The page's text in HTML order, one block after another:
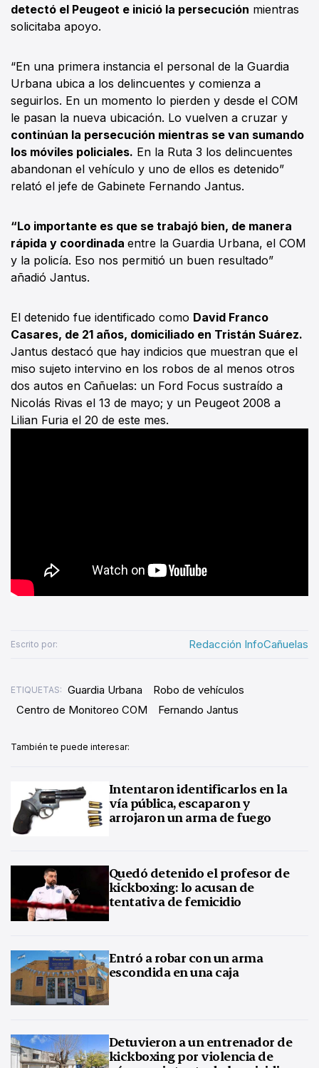
detectó el Peugeot e inició la persecución mientras
solicitaba apoyo.
“En una primera instancia el personal de la Guardia
Urbana ubica a los delincuentes y comienza a
seguirlos. En un momento lo pierden y desde el COM
le pasan la nueva ubicación. Lo vuelven a cruzar y
continúan la persecución mientras se van sumando
los móviles policiales. En la Ruta 3 los delincuentes
abandonan el vehículo y uno de ellos es detenido”
relató el jefe de Gabinete Fernando Jantus.
“Lo importante es que se trabajó bien, de manera
rápida y coordinada entre la Guardia Urbana, el COM
y la policía. Eso nos permitió un buen resultado”
añadió Jantus.
El detenido fue identificado como David Franco
Casares, de 21 años, domiciliado en Tristán Suárez.
Jantus destacó que hay indicios que muestran que el
miso sujeto intervino en los robos de al menos otros
dos autos en Cañuelas: un Ford Focus sustraído a
Nicolás Rivas el 13 de mayo; y un Peugeot 2008 a
Lilian Furia el 20 de este mes.
Escrito por: Redacción InfoCañuelas
ETIQUETAS: Guardia Urbana
Robo de vehículos
Centro de Monitoreo COM
Fernando Jantus
También te puede interesar:
Intentaron identificarlos en la
vía pública, escaparon y
arrojaron un arma de fuego
Quedó detenido el profesor de
kickboxing: lo acusan de
tentativa de femicidio
Entró a robar con un arma
escondida en una caja
Detuvieron a un entrenador de
kickboxing por violencia de